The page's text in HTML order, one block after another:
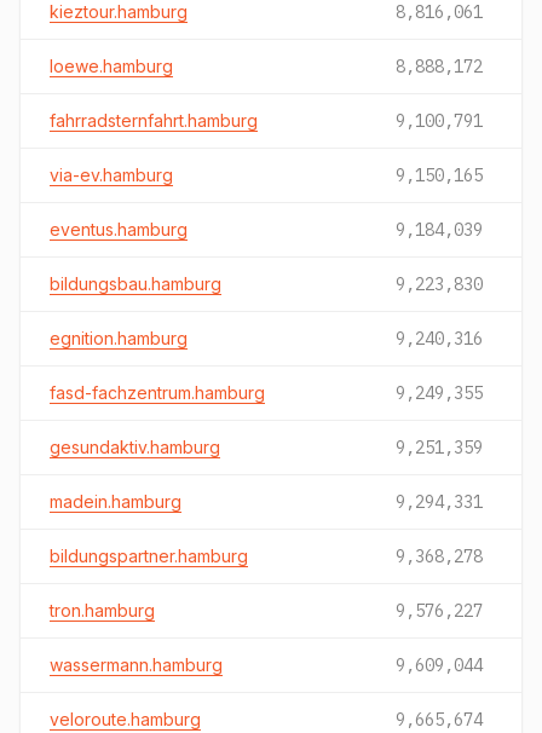
kieztour.hamburg 8,816,061
loewe.hamburg 8,888,172
fahrradsternfahrt.hamburg 9,100,791
via-ev.hamburg 9,150,165
eventus.hamburg 9,184,039
bildungsbau.hamburg 9,223,830
egnition.hamburg 9,240,316
fasd-fachzentrum.hamburg 9,249,355
gesundaktiv.hamburg 9,251,359
madein.hamburg 9,294,331
bildungspartner.hamburg 9,368,278
tron.hamburg 9,576,227
wassermann.hamburg 9,609,044
veloroute.hamburg 9,665,674